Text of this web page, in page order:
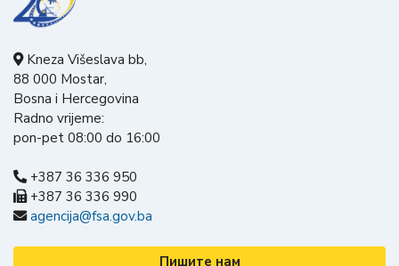
Kneza Višeslava bb,
88 000 Mostar,
Bosna i Hercegovina
Radno vrijeme:
pon-pet 08:00 do 16:00
+387 36 336 950
+387 36 336 990
agencija@fsa.gov.ba
Пишите нам